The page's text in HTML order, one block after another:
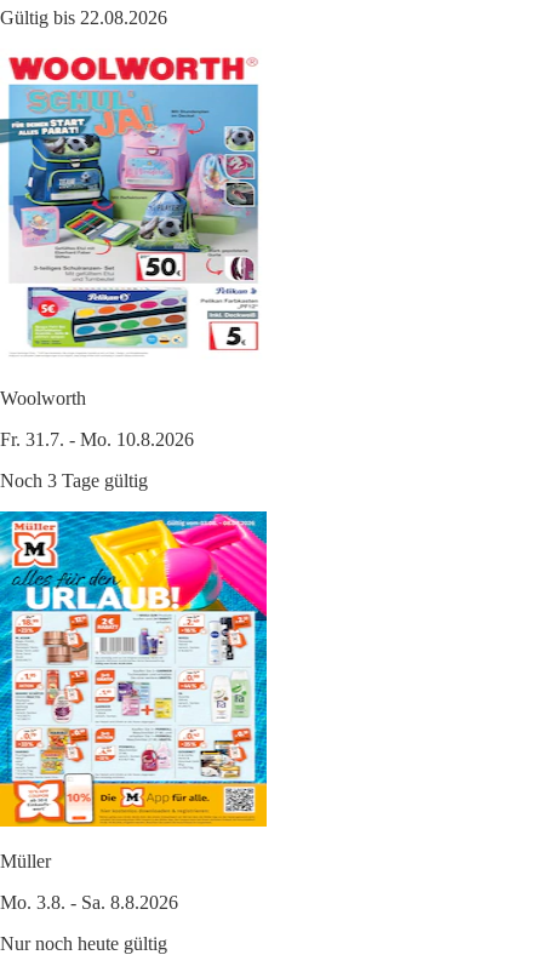
Gültig bis 22.08.2026
Woolworth
Fr. 31.7. - Mo. 10.8.2026
Noch 3 Tage gültig
Müller
Mo. 3.8. - Sa. 8.8.2026
Nur noch heute gültig